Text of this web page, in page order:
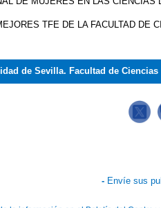
TFE DE LA FACULTAD DE
de Sevilla. Facultad de
- Envíe sus